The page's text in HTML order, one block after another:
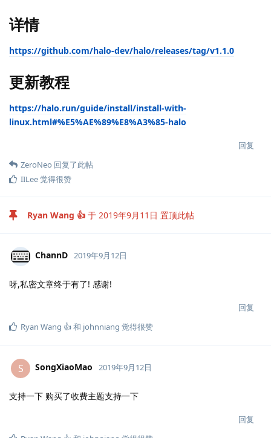
详情
https://github.com/halo-dev/halo/releases/tag/v1.1.0
更新教程
https://halo.run/guide/install/install-with-
linux.html#%E5%AE%89%E8%A3%85-halo
回复
ZeroNeo 回复了此帖
IILee觉得很赞
Ryan Wang 👍 于 2019年9月11日 置顶此帖
ChannD 2019年9月12日
呀,私密文章终于有了! 感谢!
回复
Ryan Wang 👍和 johnniang 觉得很赞
S SongXiaoMao 2019年9月12日
支持一下 购买了收费主题支持一下
回复